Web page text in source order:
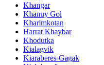
Khangar
Khanuy Gol
Kharimkotan
Harrat Khaybar
Khodutka
Kialagvik
Kiaraberes-Gagak